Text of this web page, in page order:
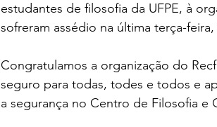
estudantes de filosofia da UFPE, à
sofreram assédio na última terça-
Congratulamos a organização do
seguro para todas, todes e todos e
a segurança no Centro de Filosofia e